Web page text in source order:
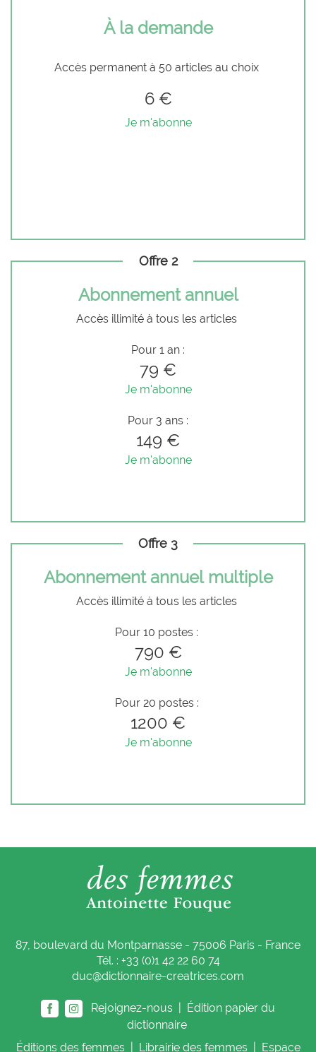
À la demande
Accès permanent à 50 articles au choix
6 €
Je m'abonne
Offre 2
Abonnement annuel
Accès illimité à tous les articles
Pour 1 an :
79 €
Je m'abonne
Pour 3 ans :
149 €
Je m'abonne
Offre 3
Abonnement annuel multiple
Accès illimité à tous les articles
Pour 10 postes :
790 €
Je m'abonne
Pour 20 postes :
1200 €
Je m'abonne
87, boulevard du Montparnasse - 75006 Paris - France
Tél. : +33 (0)1 42 22 60 74
duc@dictionnaire-creatrices.com
Rejoignez-nous |
Édition papier du
dictionnaire
Éditions des femmes Librairie des femmes Espace